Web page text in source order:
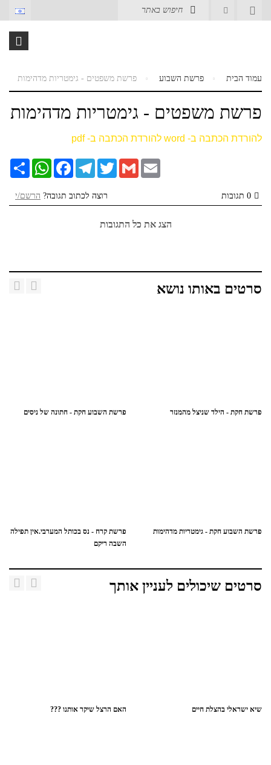
עמוד הבית פרשת השבוע פרשת משפטים - גימטריות מדהימות
פרשת משפטים - גימטריות מדהימות
להורדת הכתבה ב- word להורדת הכתבה ב- pdf
שתף
WhatsAppFacebookTelegramTwitter Gmail Email
0 תגובות רוצה לכתוב תגובה? הרשם/י
הצג את כל התגובות
סרטים באותו נושא
פרשת חקת - הילד שניצל מהמנזר פרשת השבוע חקת - חתונה של ניסים
פרשת השבוע חקת - גימטריות מדהימות
פרשת קרח - נס בכותל המערבי.אין תפילה
השבה ריקם
סרטים שיכולים לעניין אותך
שיא ישראלי בהצלת חיים האם הרצל שיקר אותנו ???